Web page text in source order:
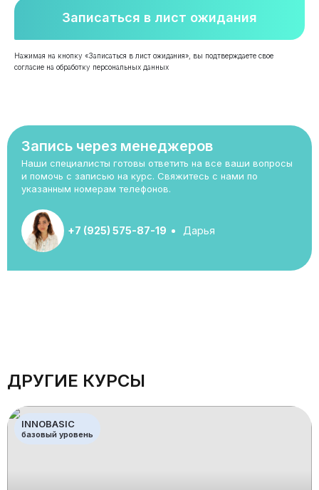
Запись через менеджеров
Наши специалисты готовы ответить на все ваши вопросы
и помочь с записью на курс. Свяжитесь с нами по
указанным номерам телефонов.
+7 (925) 575-87-19 Дарья
Записаться в лист ожидания
Нажимая на кнопку «Записаться в лист ожидания», вы подтверждаете свое
согласие на обработку персональных данных
ДРУГИЕ КУРСЫ
INNOBASIC
базовый уровень